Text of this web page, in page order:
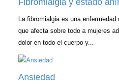
Fibromialgia y estado
La fibromialgia es una
que afecta sobre todo a mujeres
dolor en todo el cuerpo y...
Ansiedad